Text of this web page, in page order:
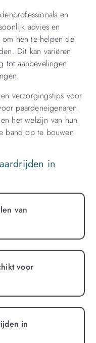
en
advies en
hen te helpen de
Dit kan variëren
tot aanbevelingen
verzorgingstips voor
paardeneigenaren
het welzijn van hun
band op te bouwen
in
van
voor
in